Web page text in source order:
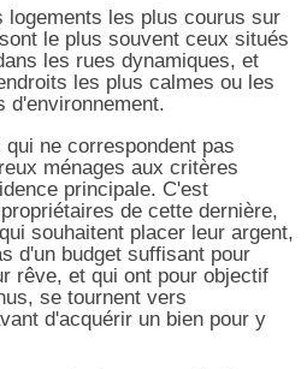
logements les plus courus sur
le plus souvent ceux situés
les rues dynamiques, et
les plus calmes ou les
d'environnement.
ne correspondent pas
ménages aux critères
principale. C'est
de cette dernière,
souhaitent placer leur argent,
d'un budget suffisant pour
rêve, et qui ont pour objectif
se tournent vers
d'acquérir un bien pour y